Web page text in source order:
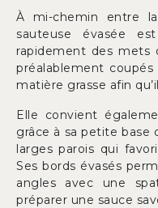
À mi-chemin entre
sauteuse évasée
rapidement des mets
préalablement
matière grasse afin
Elle convient
grâce à sa petite base
larges parois qui
Ses bords évasés
angles avec une
préparer une sauce